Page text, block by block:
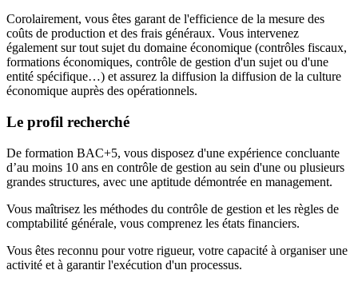
Corolairement, vous êtes garant de l'efficience de la mesure des
coûts de production et des frais généraux. Vous intervenez
également sur tout sujet du domaine économique (contrôles fiscaux,
formations économiques, contrôle de gestion d'un sujet ou d'une
entité spécifique…) et assurez la diffusion la diffusion de la culture
économique auprès des opérationnels.
Le profil recherché
De formation BAC+5, vous disposez d'une expérience concluante
d’au moins 10 ans en contrôle de gestion au sein d'une ou plusieurs
grandes structures, avec une aptitude démontrée en management.
Vous maîtrisez les méthodes du contrôle de gestion et les règles de
comptabilité générale, vous comprenez les états financiers.
Vous êtes reconnu pour votre rigueur, votre capacité à organiser une
activité et à garantir l'exécution d'un processus.